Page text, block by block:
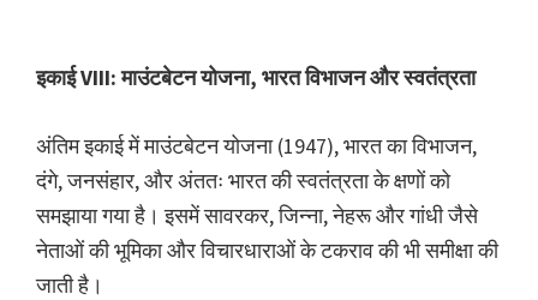
इकाई VIII: माउंटबेटन योजना, भारत विभाजन और स्वतंत्रता
अंतिम इकाई में माउंटबेटन योजना (1947), भारत का विभाजन,
दंगे, जनसंहार, और अंततः भारत की स्वतंत्रता के क्षणों को
समझाया गया है। इसमें सावरकर, जिन्ना, नेहरू और गांधी जैसे
नेताओं की भूमिका और विचारधाराओं के टकराव की भी समीक्षा की
जाती है।